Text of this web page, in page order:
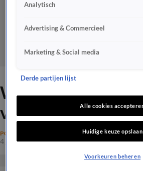
Wierd Duk: ‘Dat
van links'
POLITIEK
4 juni 2026, 19:33
Analytisch
Advertising & Commercieel
Marketing & Social media
Derde partijen lijst
Alle cookies
Huidige keuze opslaan
Voorkeuren beheren